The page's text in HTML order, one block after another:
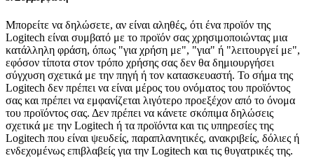
Μπορείτε να δηλώσετε, αν είναι αληθές, ότι ένα προϊόν της
Logitech είναι συμβατό με το προϊόν σας χρησιμοποιώντας μια
κατάλληλη φράση, όπως "για χρήση με", "για" ή "λειτουργεί με",
εφόσον τίποτα στον τρόπο χρήσης σας δεν θα δημιουργήσει
σύγχυση σχετικά με την πηγή ή τον κατασκευαστή. Το σήμα της
Logitech δεν πρέπει να είναι μέρος του ονόματος του προϊόντος
σας και πρέπει να εμφανίζεται λιγότερο προεξέχον από το όνομα
του προϊόντος σας. Δεν πρέπει να κάνετε σκόπιμα δηλώσεις
σχετικά με την Logitech ή τα προϊόντα και τις υπηρεσίες της
Logitech που είναι ψευδείς, παραπλανητικές, ανακριβείς, δόλιες ή
ενδεχομένως επιβλαβείς για την Logitech και τις θυγατρικές της.